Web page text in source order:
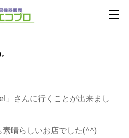
さんに行くことが出来まし
晴らしいお店でした(^^)